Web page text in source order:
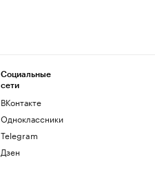
Социальные
сети
ВКонтакте
Одноклассники
Telegram
Дзен